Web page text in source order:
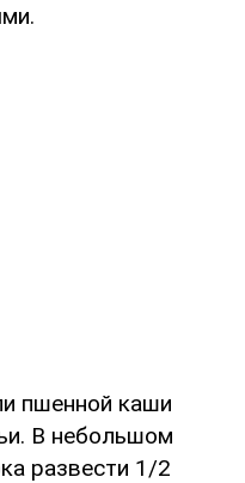
пшенной каши
В небольшом
развести 1/2